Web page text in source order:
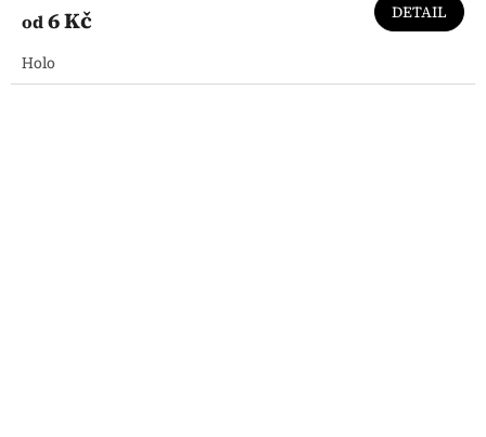
od6 Kč DETAIL
Holo